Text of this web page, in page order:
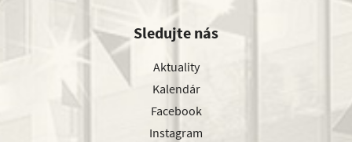
Sledujte nás
Aktuality
Kalendár
Facebook
Instagram